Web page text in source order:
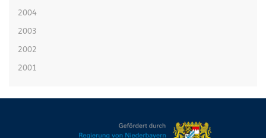
2004
2003
2002
2001